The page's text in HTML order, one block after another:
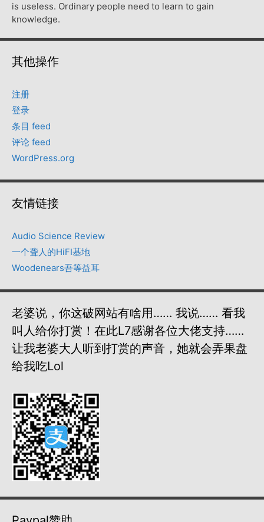
is useless. Ordinary people need to learn to gain
knowledge.
其他操作
注册
登录
条目 feed
评论 feed
WordPress.org
友情链接
Audio Science Review
一个聋人的HiFI基地
Woodenears吾等益耳
老婆说，你这破网站有啥用…… 我说…… 看我
叫人给你打赏！在此L7感谢各位大佬支持……
让我老婆大人听到打赏的声音，她就会弄果盘
给我吃lol